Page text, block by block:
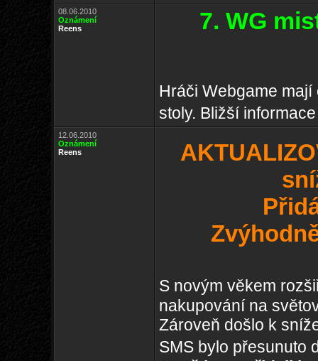
08.06.2010
Oznámení
Reens
7. WG
Hráči Webgame
stoly. Bližší
12.06.2010
Oznámení
Reens
S novým věkem
nakupování na
Zároveň došlo k
SMS bylo přesunuto